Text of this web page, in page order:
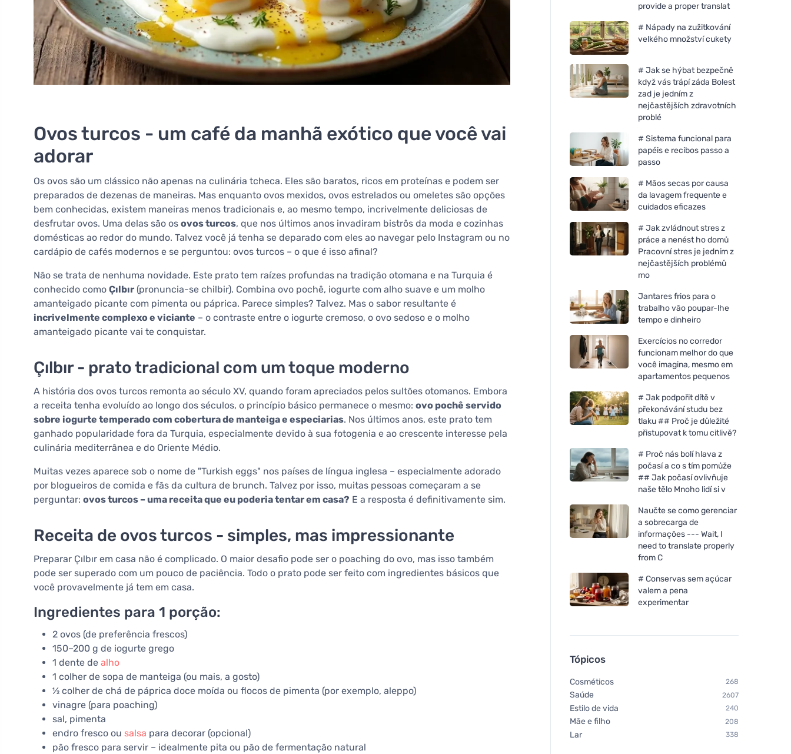
Ovos turcos - um café da manhã exótico que você vai
adorar
Os ovos são um clássico não apenas na culinária tcheca. Eles são baratos, ricos em proteínas e podem ser
preparados de dezenas de maneiras. Mas enquanto ovos mexidos, ovos estrelados ou omeletes são opções
bem conhecidas, existem maneiras menos tradicionais e, ao mesmo tempo, incrivelmente deliciosas de
desfrutar ovos. Uma delas são os ovos turcos, que nos últimos anos invadiram bistrôs da moda e cozinhas
domésticas ao redor do mundo. Talvez você já tenha se deparado com eles ao navegar pelo Instagram ou no
cardápio de cafés modernos e se perguntou: ovos turcos – o que é isso afinal?
Não se trata de nenhuma novidade. Este prato tem raízes profundas na tradição otomana e na Turquia é
conhecido como Çılbır (pronuncia-se chilbir). Combina ovo pochê, iogurte com alho suave e um molho
amanteigado picante com pimenta ou páprica. Parece simples? Talvez. Mas o sabor resultante é
incrivelmente complexo e viciante – o contraste entre o iogurte cremoso, o ovo sedoso e o molho
amanteigado picante vai te conquistar.
Çılbır - prato tradicional com um toque moderno
A história dos ovos turcos remonta ao século XV, quando foram apreciados pelos sultões otomanos. Embora
a receita tenha evoluído ao longo dos séculos, o princípio básico permanece o mesmo: ovo pochê servido
sobre iogurte temperado com cobertura de manteiga e especiarias. Nos últimos anos, este prato tem
ganhado popularidade fora da Turquia, especialmente devido à sua fotogenia e ao crescente interesse pela
culinária mediterrânea e do Oriente Médio.
Muitas vezes aparece sob o nome de "Turkish eggs" nos países de língua inglesa – especialmente adorado
por blogueiros de comida e fãs da cultura de brunch. Talvez por isso, muitas pessoas começaram a se
perguntar: ovos turcos – uma receita que eu poderia tentar em casa? E a resposta é definitivamente sim.
Receita de ovos turcos - simples, mas impressionante
Preparar Çılbır em casa não é complicado. O maior desafio pode ser o poaching do ovo, mas isso também
pode ser superado com um pouco de paciência. Todo o prato pode ser feito com ingredientes básicos que
você provavelmente já tem em casa.
Ingredientes para 1 porção:
2 ovos (de preferência frescos)
150–200 g de iogurte grego
1 dente de alho
1 colher de sopa de manteiga (ou mais, a gosto)
½ colher de chá de páprica doce moída ou flocos de pimenta (por exemplo, aleppo)
vinagre (para poaching)
sal, pimenta
endro fresco ou salsa para decorar (opcional)
pão fresco para servir – idealmente pita ou pão de fermentação natural
provide a proper translat
# Nápady na zužitkování
velkého množství cukety
# Jak se hýbat bezpečně
když vás trápí záda Bolest
zad je jedním z
nejčastějších zdravotních
problé
# Sistema funcional para
papéis e recibos passo a
passo
# Mãos secas por causa
da lavagem frequente e
cuidados eficazes
# Jak zvládnout stres z
práce a nenést ho domů
Pracovní stres je jedním z
nejčastějších problémů
mo
Jantares frios para o
trabalho vão poupar-lhe
tempo e dinheiro
Exercícios no corredor
funcionam melhor do que
você imagina, mesmo em
apartamentos pequenos
# Jak podpořit dítě v
překonávání studu bez
tlaku ## Proč je důležité
přistupovat k tomu citlivě?
# Proč nás bolí hlava z
počasí a co s tím pomůže
## Jak počasí ovlivňuje
naše tělo Mnoho lidí si v
Naučte se como gerenciar
a sobrecarga de
informações --- Wait, I
need to translate properly
from C
# Conservas sem açúcar
valem a pena
experimentar
Tópicos
Cosméticos 268
Saúde 2607
Estilo de vida 240
Mãe e filho 208
Lar 338